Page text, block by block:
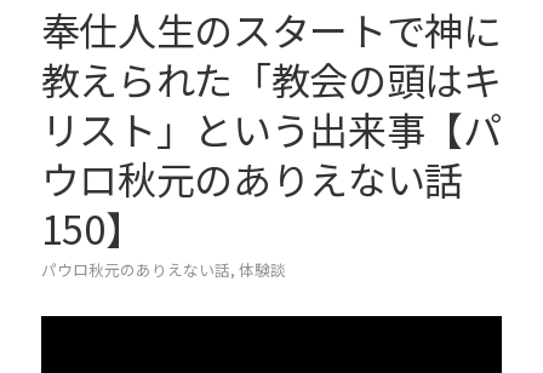
奉仕人生のスタートで神に
教えられた「教会の頭はキ
リスト」という出来事【パ
ウロ秋元のありえない話
150】
パウロ秋元のありえない話, 体験談